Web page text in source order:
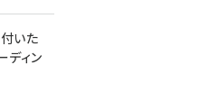
いた
ディン